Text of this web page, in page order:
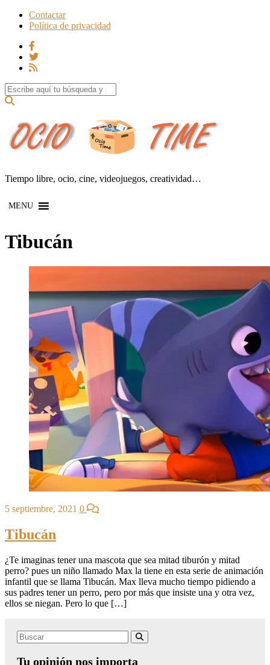
Contactar
Política de privacidad
Search for:
Tiempo libre, ocio, cine, videojuegos, creatividad…
MENU
Tibucán
5 septiembre, 2021 0
Tibucán
¿Te imaginas tener una mascota que sea mitad tiburón y mitad
perro? pues un niño llamado Max la tiene en esta serie de animación
infantil que se llama Tibucán. Max lleva mucho tiempo pidiendo a
sus padres tener un perro, pero por más que insiste una y otra vez,
ellos se niegan. Pero lo que […]
Search
Tu opinión nos importa